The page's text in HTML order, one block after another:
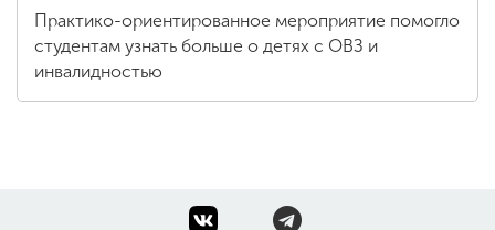
Практико-ориентированное мероприятие помогло
студентам узнать больше о детях с ОВЗ и
инвалидностью